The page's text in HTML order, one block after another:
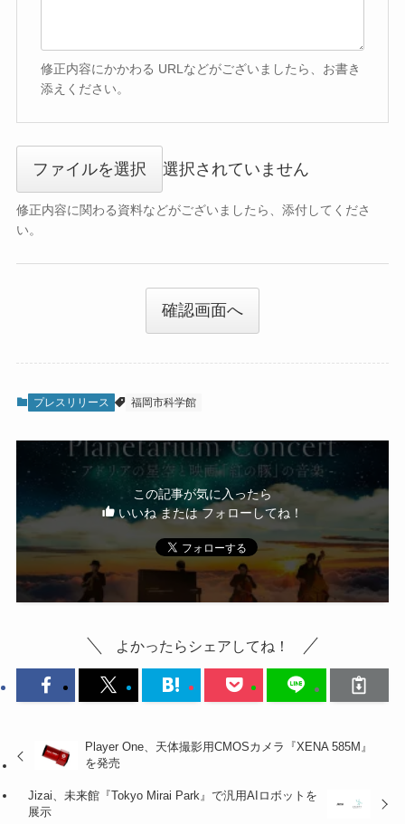
修正内容にかかわる URLなどがございましたら、お書き
添えください。
ファイルを選択 選択されていません
修正内容に関わる資料などがございましたら、添付してくださ
い。
確認画面へ
プレスリリース 福岡市科学館
この記事が気に入ったら
いいね または フォローしてね！
よかったらシェアしてね！
Player One、天体撮影用CMOSカメラ『XENA 585M』
を発売
Jizai、未来館『Tokyo Mirai Park』で汎用AIロボットを
展示